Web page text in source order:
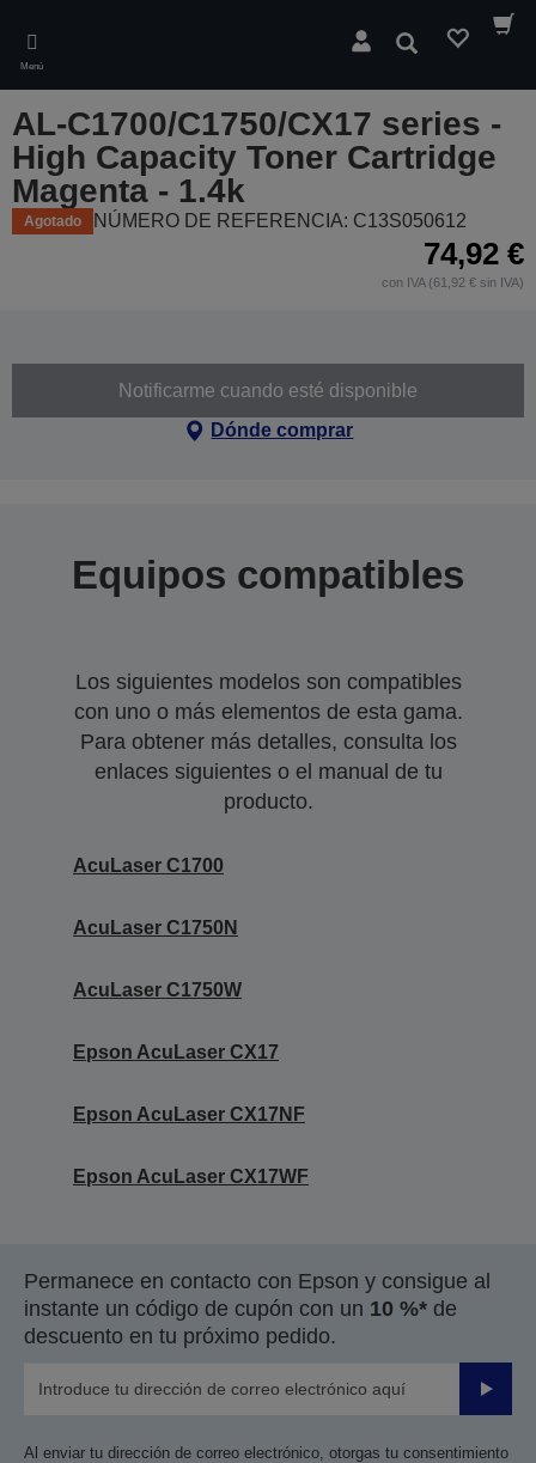
main
content
Menú
Buscar
AL-C1700/C1750/CX17 series -
High Capacity Toner Cartridge
Magenta - 1.4k
Agotado NÚMERO DE REFERENCIA: C13S050612
74,92 €
con IVA (61,92 € sin IVA)
Notificarme cuando esté disponible
Dónde comprar
Equipos compatibles
Los siguientes modelos son compatibles
con uno o más elementos de esta gama.
Para obtener más detalles, consulta los
enlaces siguientes o el manual de tu
producto.
AcuLaser C1700
AcuLaser C1750N
AcuLaser C1750W
Epson AcuLaser CX17
Epson AcuLaser CX17NF
Epson AcuLaser CX17WF
Permanece en contacto con Epson y consigue al
instante un código de cupón con un 10 %* de
descuento en tu próximo pedido.
Enviar
Al enviar tu dirección de correo electrónico, otorgas tu consentimiento